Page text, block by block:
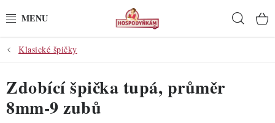
na
POTŘEBY
POMŮCKY
SUROVINY
Klasické špičky
Zdobící špička tupá, průměr
8mm-9 zubů